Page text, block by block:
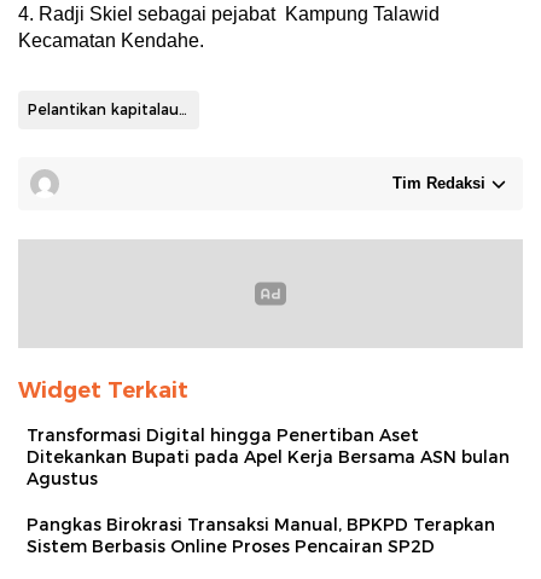
4. Radji Skiel sebagai pejabat Kampung Talawid
Kecamatan Kendahe.
Pelantikan kapitalaung
Tim Redaksi
Widget Terkait
Transformasi Digital hingga Penertiban Aset
Ditekankan Bupati pada Apel Kerja Bersama ASN bulan
Agustus
Pangkas Birokrasi Transaksi Manual, BPKPD Terapkan
Sistem Berbasis Online Proses Pencairan SP2D